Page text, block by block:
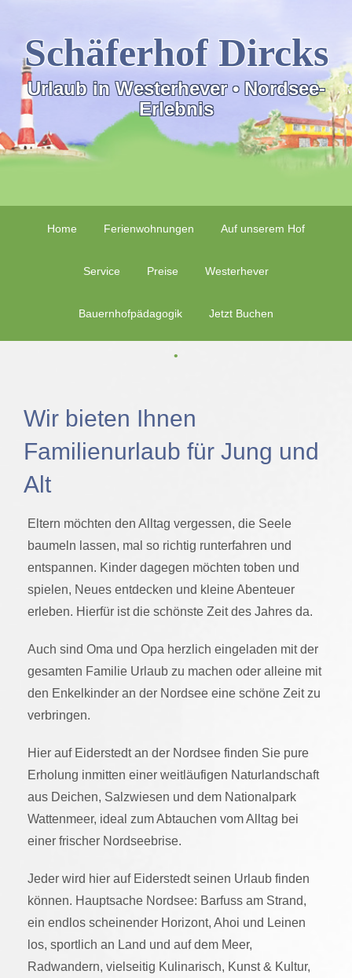
Schäferhof Dircks
Urlaub in Westerhever • Nordsee-
Erlebnis
Home Ferienwohnungen Auf unserem Hof
Service Preise Westerhever
Bauernhofpädagogik Jetzt Buchen
‌ • ‌
Wir bieten Ihnen
Familienurlaub für Jung und
Alt
Eltern möchten den Alltag vergessen, die Seele
baumeln lassen, mal so richtig runterfahren und
entspannen. Kinder dagegen möchten toben und
spielen, Neues entdecken und kleine Abenteuer
erleben. Hierfür ist die schönste Zeit des Jahres da.
Auch sind Oma und Opa herzlich eingeladen mit der
gesamten Familie Urlaub zu machen oder alleine mit
den Enkelkinder an der Nordsee eine schöne Zeit zu
verbringen.
Hier auf Eiderstedt an der Nordsee finden Sie pure
Erholung inmitten einer weitläufigen Naturlandschaft
aus Deichen, Salzwiesen und dem Nationalpark
Wattenmeer, ideal zumAbtauchen vom Alltag bei
einer frischer Nordseebrise.
Jeder wird hier auf Eiderstedt seinen Urlaub finden
können. Hauptsache Nordsee: Barfuss am Strand,
ein endlos scheinender Horizont, Ahoi und Leinen
los, sportlich an Land und auf dem Meer,
Radwandern, vielseitig Kulinarisch, Kunst & Kultur,